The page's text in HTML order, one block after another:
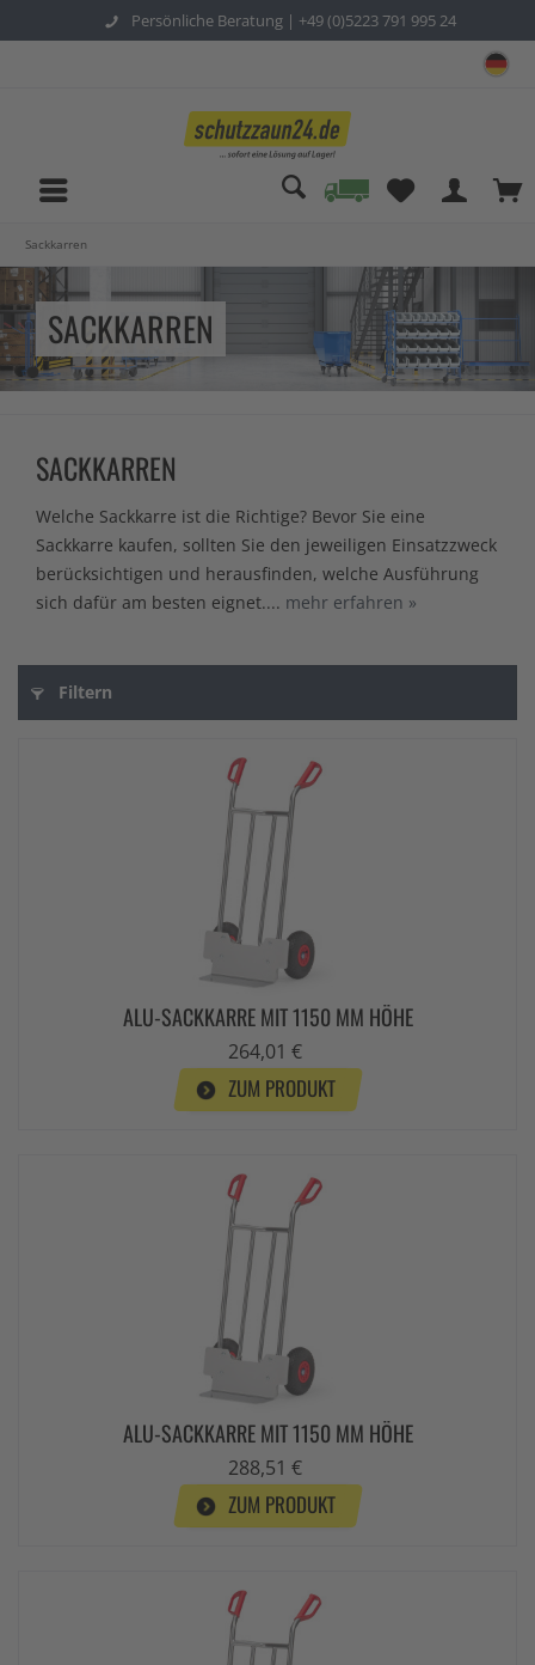
Persönliche Beratung | +49 (0)5223 791 995 24
Sackkarren
SACKKARREN
SACKKARREN
Welche Sackkarre ist die Richtige? Bevor Sie eine
Sackkarre kaufen, sollten Sie den jeweiligen Einsatzzweck
berücksichtigen und herausfinden, welche Ausführung
sich dafür am besten eignet.... mehr erfahren »
Filtern
ALU-SACKKARRE MIT 1150 MM HÖHE
264,01 €
ZUM PRODUKT
ALU-SACKKARRE MIT 1150 MM HÖHE
288,51 €
ZUM PRODUKT